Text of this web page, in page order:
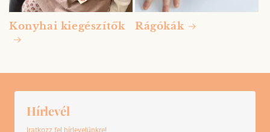
Konyhai kiegészítők Rágókák
Hírlevél